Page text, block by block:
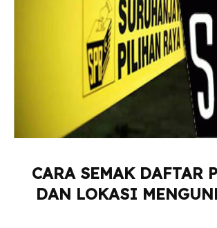
CARA SEMAK DAFTAR
DAN LOKASI